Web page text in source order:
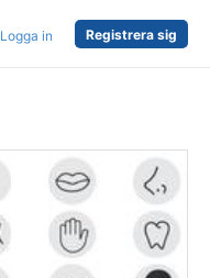
Logga in Registrera sig